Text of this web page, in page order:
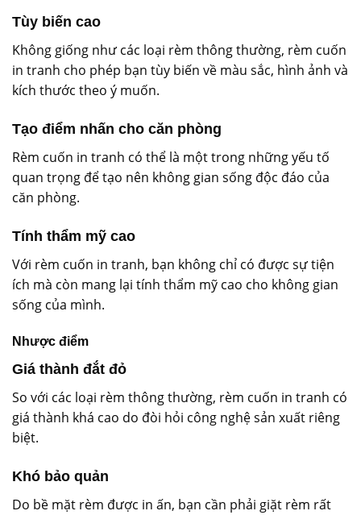
Tùy biến cao
Không giống như các loại rèm thông thường, rèm cuốn
in tranh cho phép bạn tùy biến về màu sắc, hình ảnh và
kích thước theo ý muốn.
Tạo điểm nhấn cho căn phòng
Rèm cuốn in tranh có thể là một trong những yếu tố
quan trọng để tạo nên không gian sống độc đáo của
căn phòng.
Tính thẩm mỹ cao
Với rèm cuốn in tranh, bạn không chỉ có được sự tiện
ích mà còn mang lại tính thẩm mỹ cao cho không gian
sống của mình.
Nhược điểm
Giá thành đắt đỏ
So với các loại rèm thông thường, rèm cuốn in tranh có
giá thành khá cao do đòi hỏi công nghệ sản xuất riêng
biệt.
Khó bảo quản
Do bề mặt rèm được in ấn, bạn cần phải giặt rèm rất